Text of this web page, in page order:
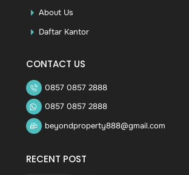
About Us
Daftar Kantor
CONTACT US
0857 0857 2888
0857 0857 2888
beyondproperty888@gmail.com
RECENT POST